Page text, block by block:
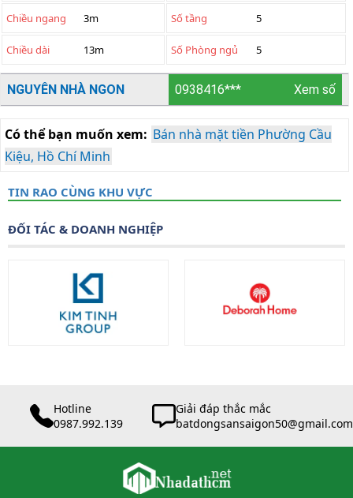
Chiều ngang 3m Số tầng 5
Chiều dài 13m Số Phòng ngủ 5
NGUYÊN NHÀ NGON 0938416*** Xem số
Có thể bạn muốn xem: Bán nhà mặt tiền Phường Cầu
Kiệu, Hồ Chí Minh
TIN RAO CÙNG KHU VỰC
ĐỐI TÁC & DOANH NGHIỆP
Hotline
0987.992.139
Giải đáp thắc mắc
batdongsansaigon50@gmail.com